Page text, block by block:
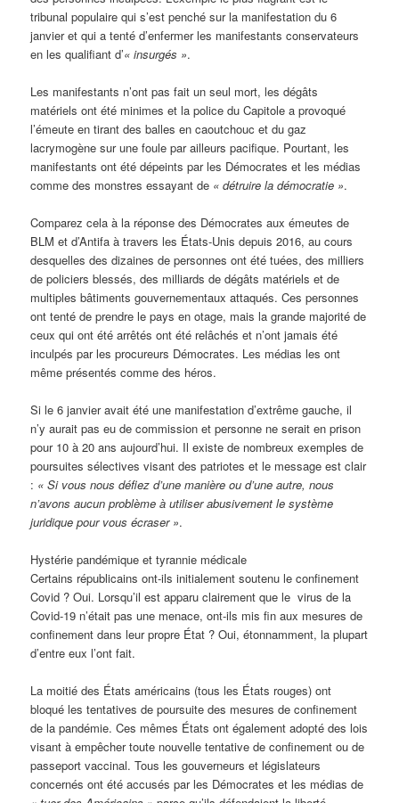
tribunal populaire qui s’est penché sur la manifestation du 6
janvier et qui a tenté d’enfermer les manifestants conservateurs
en les qualifiant d’« insurgés ».
Les manifestants n’ont pas fait un seul mort, les dégâts
matériels ont été minimes et la police du Capitole a provoqué
l’émeute en tirant des balles en caoutchouc et du gaz
lacrymogène sur une foule par ailleurs pacifique. Pourtant, les
manifestants ont été dépeints par les Démocrates et les médias
comme des monstres essayant de « détruire la démocratie ».
Comparez cela à la réponse des Démocrates aux émeutes de
BLM et d’Antifa à travers les États-Unis depuis 2016, au cours
desquelles des dizaines de personnes ont été tuées, des milliers
de policiers blessés, des milliards de dégâts matériels et de
multiples bâtiments gouvernementaux attaqués. Ces personnes
ont tenté de prendre le pays en otage, mais la grande majorité de
ceux qui ont été arrêtés ont été relâchés et n’ont jamais été
inculpés par les procureurs Démocrates. Les médias les ont
même présentés comme des héros.
Si le 6 janvier avait été une manifestation d’extrême gauche, il
n’y aurait pas eu de commission et personne ne serait en prison
pour 10 à 20 ans aujourd’hui. Il existe de nombreux exemples de
poursuites sélectives visant des patriotes et le message est clair
: « Si vous nous défiez d’une manière ou d’une autre, nous
n’avons aucun problème à utiliser abusivement le système
juridique pour vous écraser ».
Hystérie pandémique et tyrannie médicale
Certains républicains ont-ils initialement soutenu le confinement
Covid ? Oui. Lorsqu’il est apparu clairement que le virus de la
Covid-19 n’était pas une menace, ont-ils mis fin aux mesures de
confinement dans leur propre État ? Oui, étonnamment, la plupart
d’entre eux l’ont fait.
La moitié des États américains (tous les États rouges) ont
bloqué les tentatives de poursuite des mesures de confinement
de la pandémie. Ces mêmes États ont également adopté des lois
visant à empêcher toute nouvelle tentative de confinement ou de
passeport vaccinal. Tous les gouverneurs et législateurs
concernés ont été accusés par les Démocrates et les médias de